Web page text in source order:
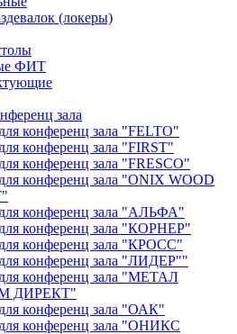
(локеры)
ФИТ
зала
конференц зала "FELTO"
конференц зала "FIRST"
конференц зала "FRESCO"
конференц зала "ONIX WOOD
конференц зала "АЛЬФА"
конференц зала "КОРНЕР"
конференц зала "КРОСС"
конференц зала "ЛИДЕР""
конференц зала "МЕТАЛ
ДИРЕКТ"
конференц зала "ОАК"
конференц зала "ОНИКС